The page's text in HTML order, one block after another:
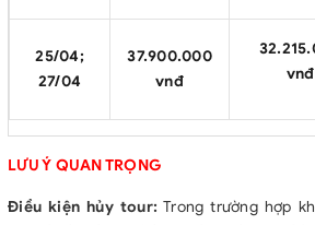
25/04;
27/04
37.900.000
vnđ
vnđ
LƯU Ý QUAN TRỌNG
Điều kiện hủy tour: Trong trường hợp